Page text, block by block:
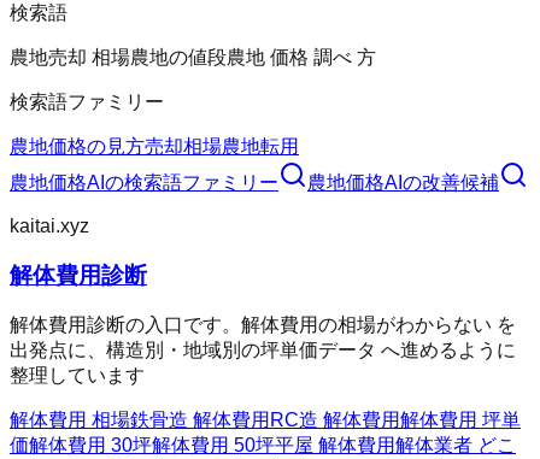
検索語
農地売却 相場農地の値段農地 価格 調べ 方
検索語ファミリー
農地価格の見方売却相場農地転用
農地価格AI の検索語ファミリー 農地価格AI の改善候補
kaitai.xyz
解体費用診断
解体費用診断の入口です。解体費用の相場がわからない を
出発点に、構造別・地域別の坪単価データ へ進めるように
整理しています
解体費用 相場鉄骨造 解体費用 RC造 解体費用解体費用 坪単
価解体費用 30坪解体費用 50坪平屋 解体費用解体業者 どこ